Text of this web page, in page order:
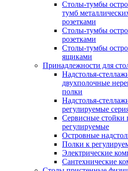
Столы-тумбы
тумб
розетками
Столы-тумбы
розетками
Столы-тумбы
ящиками
Принадлежности для
Надстолья-
двухполочные
полки
Надстолья-
регулируемые
Сервисные стойки
регулируемые
Островные
Полки к
Электрические
Сантехнические